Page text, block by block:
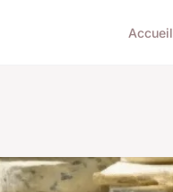
Accueil